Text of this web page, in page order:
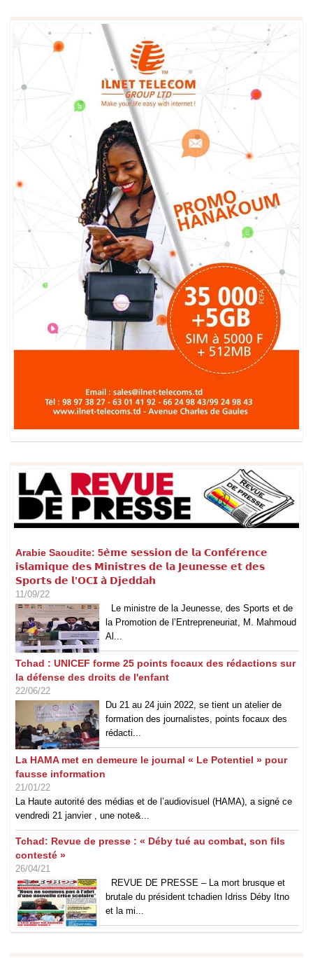
Arabie Saoudite: 5𝗲̀𝗺𝗲 𝘀𝗲𝘀𝘀𝗶𝗼𝗻 𝗱𝗲 𝗹𝗮 𝗖𝗼𝗻𝗳𝗲́𝗿𝗲𝗻𝗰𝗲
𝗶𝘀𝗹𝗮𝗺𝗶𝗾𝘂𝗲 𝗱𝗲𝘀 𝗠𝗶𝗻𝗶𝘀𝘁𝗿𝗲𝘀 𝗱𝗲 𝗹𝗮 𝗝𝗲𝘂𝗻𝗲𝘀𝘀𝗲 𝗲𝘁 𝗱𝗲𝘀
𝗦𝗽𝗼𝗿𝘁𝘀 𝗱𝗲 𝗹’𝗢𝗖𝗜 𝗮̀ 𝗗𝗷𝗲𝗱𝗱𝗮𝗵
11/09/22
Le ministre de la Jeunesse, des Sports et de
la Promotion de l’Entrepreneuriat, M. Mahmoud
Al...
Tchad : UNICEF forme 25 points focaux des rédactions sur
la défense des droits de l'enfant
22/06/22
Du 21 au 24 juin 2022, se tient un atelier de
formation des journalistes, points focaux des
rédacti...
La HAMA met en demeure le journal « Le Potentiel » pour
fausse information
21/01/22
La Haute autorité des médias et de l’audiovisuel (HAMA), a signé ce
vendredi 21 janvier , une note&...
Tchad: Revue de presse : « Déby tué au combat, son fils
contesté »
26/04/21
REVUE DE PRESSE – La mort brusque et
brutale du président tchadien Idriss Déby Itno
et la mi...